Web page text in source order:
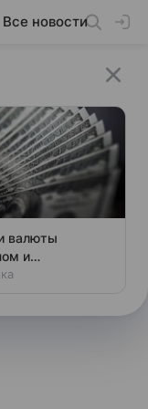
Все новости
валюты
и
разогнали